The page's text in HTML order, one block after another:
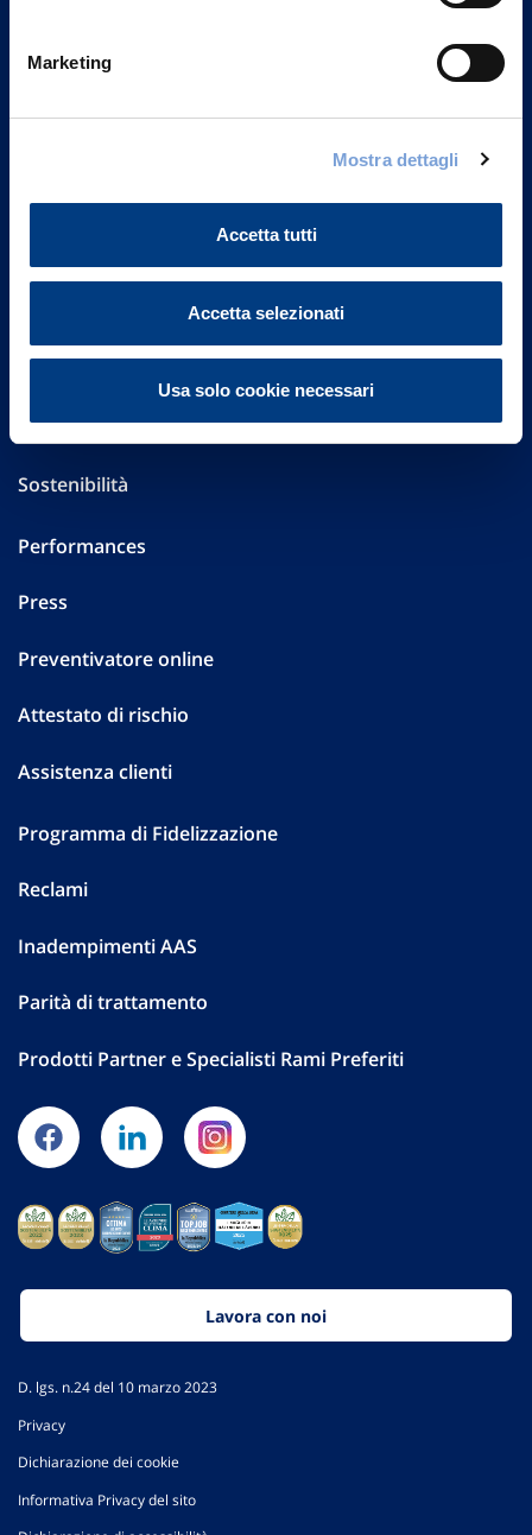
Marketing
Mostra dettagli
Accetta tutti
Accetta selezionati
Usa solo cookie necessari
Vittoria Assicurazioni S.p.A.
Part. IVA 01329510158
FAQ
Altre informazioni
Sostenibilità
Performances
Press
Preventivatore online
Attestato di rischio
Assistenza clienti
Programma di Fidelizzazione
Reclami
Inadempimenti AAS
Parità di trattamento
Prodotti Partner e Specialisti Rami Preferiti
Lavora con noi
D. lgs. n.24 del 10 marzo 2023
Privacy
Dichiarazione dei cookie
Informativa Privacy del sito